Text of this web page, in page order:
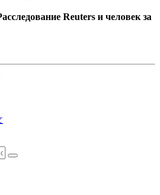
Reuters и человек за